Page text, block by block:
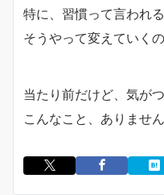
特に、習慣って言われ
そうやって変えていく
当たり前だけど、気が
こんなこと、ありませ